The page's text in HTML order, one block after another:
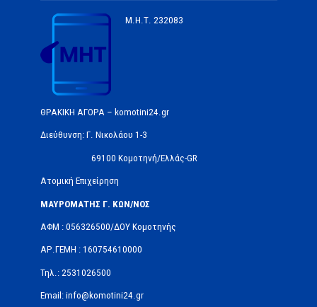
Μ.Η.Τ. 232083
ΘΡΑΚΙΚΗ ΑΓΟΡΑ – komotini24.gr
Διεύθυνση: Γ. Νικολάου 1-3
69100 Κομοτηνή/Ελλάς-GR
Ατομική Επιχείρηση
ΜΑΥΡΟΜΑΤΗΣ Γ. ΚΩΝ/ΝΟΣ
ΑΦΜ : 056326500/ΔOΥ Κομοτηνής
ΑΡ.ΓΕΜΗ : 160754610000
Τηλ.: 2531026500
Email: info@komotini24.gr